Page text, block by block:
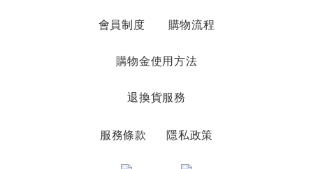
會員制度 購物流程
購物金使用方法
退換貨服務
服務條款 隱私政策